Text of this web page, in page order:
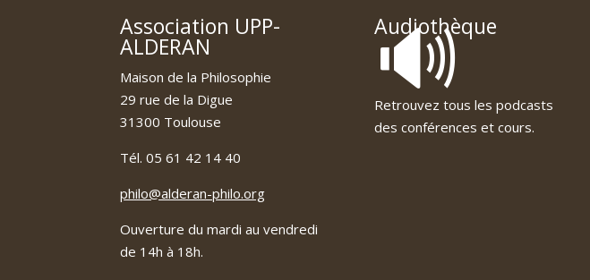
Association UPP-
ALDERAN
Maison de la Philosophie
29 rue de la Digue
31300 Toulouse
Tél. 05 61 42 14 40
philo@alderan-philo.org
Ouverture du mardi au vendredi
de 14h à 18h.
Audiothèque
🔊
Retrouvez tous les podcasts
des conférences et cours.